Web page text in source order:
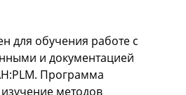
для обучения работе с
и документацией
Программа
методов